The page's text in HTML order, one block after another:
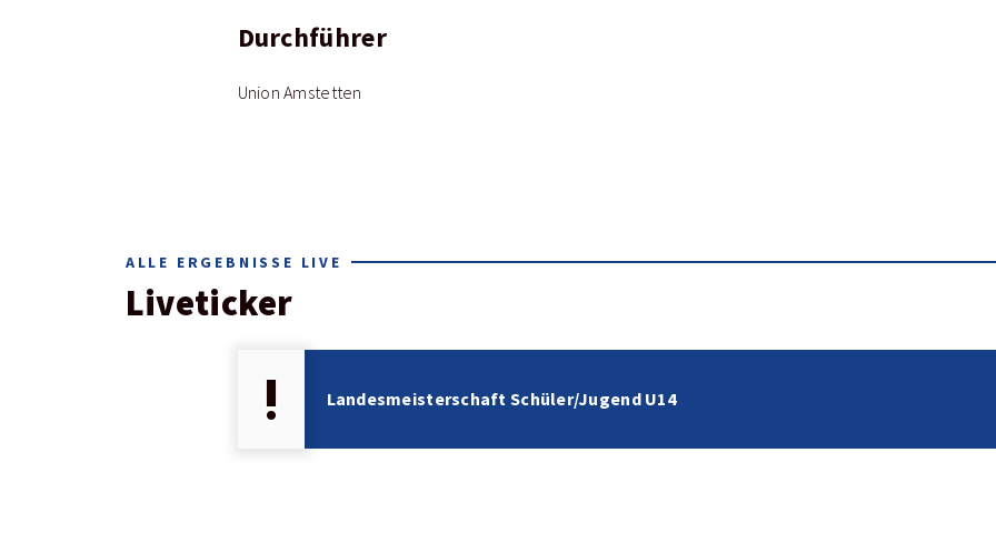
Durchführer
Union Amstetten
ALLE ERGEBNISSE LIVE
Liveticker
priority_high Landesmeisterschaft Schüler/Jugend U14